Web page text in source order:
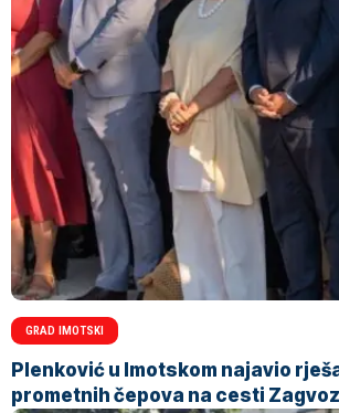
GRAD IMOTSKI
Plenković u Imotskom najavio
prometnih čepova na cesti